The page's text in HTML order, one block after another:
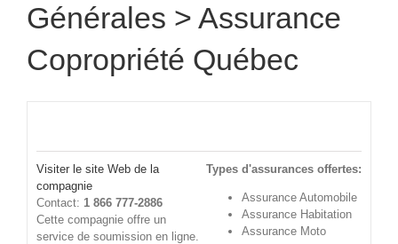
Générales > Assurance
Copropriété Québec
Types d'assurances offertes:
Assurance Automobile
Assurance Habitation
Assurance Moto
Visiter le site Web de la
compagnie
Contact: 1 866 777-2886
Cette compagnie offre un
service de soumission en ligne.